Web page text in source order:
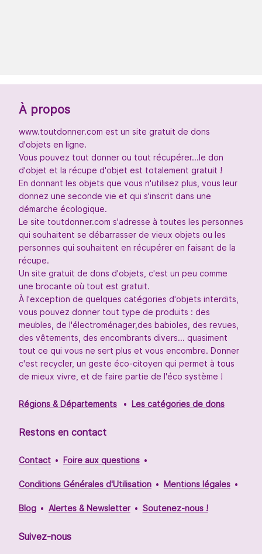
À propos
www.toutdonner.com est un site gratuit de dons
d'objets en ligne.
Vous pouvez tout donner ou tout récupérer...le don
d'objet et la récupe d'objet est totalement gratuit !
En donnant les objets que vous n'utilisez plus, vous leur
donnez une seconde vie et qui s'inscrit dans une
démarche écologique.
Le site toutdonner.com s'adresse à toutes les personnes
qui souhaitent se débarrasser de vieux objets ou les
personnes qui souhaitent en récupérer en faisant de la
récupe.
Un site gratuit de dons d'objets, c'est un peu comme
une brocante où tout est gratuit.
À l'exception de quelques catégories d'objets interdits,
vous pouvez donner tout type de produits : des
meubles, de l'électroménager,des babioles, des revues,
des vêtements, des encombrants divers... quasiment
tout ce qui vous ne sert plus et vous encombre. Donner
c'est recycler, un geste éco-citoyen qui permet à tous
de mieux vivre, et de faire partie de l'éco système !
Régions & Départements Les catégories de dons
Restons en contact
Contact Foire aux questions
Conditions Générales d'Utilisation Mentions légales
Blog Alertes & Newsletter Soutenez-nous !
Suivez-nous